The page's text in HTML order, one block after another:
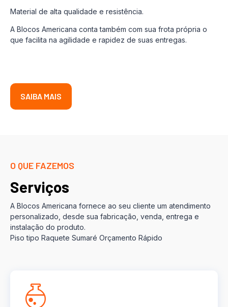
Material de alta qualidade e resistência.
A Blocos Americana conta também com sua frota própria o
que facilita na agilidade e rapidez de suas entregas.
SAIBA MAIS
O QUE FAZEMOS
Serviços
A Blocos Americana fornece ao seu cliente um atendimento
personalizado, desde sua fabricação, venda, entrega e
instalação do produto.
Piso tipo Raquete Sumaré Orçamento Rápido